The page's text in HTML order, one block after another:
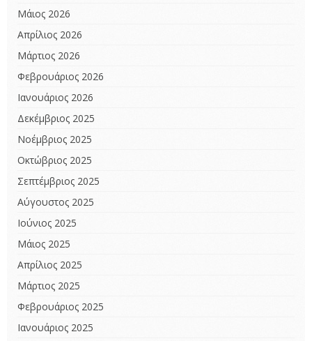
Μάιος 2026
Απρίλιος 2026
Μάρτιος 2026
Φεβρουάριος 2026
Ιανουάριος 2026
Δεκέμβριος 2025
Νοέμβριος 2025
Οκτώβριος 2025
Σεπτέμβριος 2025
Αύγουστος 2025
Ιούνιος 2025
Μάιος 2025
Απρίλιος 2025
Μάρτιος 2025
Φεβρουάριος 2025
Ιανουάριος 2025